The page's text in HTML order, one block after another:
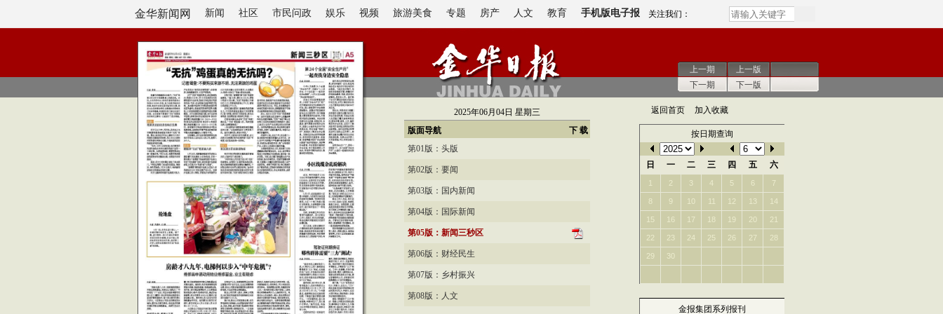
金华新闻网 新闻 社区 市民问政 娱乐 视频 旅游美食 专题 房产 人文 教育 手机版电子报 关注我们：
上一期
下一期
上一版
下一版
2025年06月04日 星期三
版面导航
下 载
第01版：头版
第02版：要闻
第03版：国内新闻
第04版：国际新闻
第05版：新闻三秒区
第06版：财经民生
第07版：乡村振兴
第08版：人文
返回首页 加入收藏
按日期查询
日 一 二 三 四 五 六
1 2 3 4 5 6 7
8 9 10 11 12 13 14
15 16 17 18 19 20 21
22 23 24 25 26 27 28
29 30
金报集团系列报刊